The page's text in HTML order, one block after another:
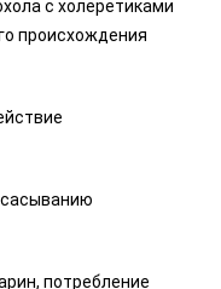
с холеретиками
происхождения
потребление